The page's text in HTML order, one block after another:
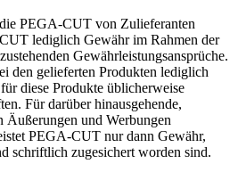
PEGA-CUT von Zulieferanten
lediglich Gewähr im Rahmen der
Gewährleistungsansprüche.
den gelieferten Produkten lediglich
diese Produkte üblicherweise
Für darüber hinausgehende,
Äußerungen und Werbungen
PEGA-CUT nur dann Gewähr,
schriftlich zugesichert worden sind.